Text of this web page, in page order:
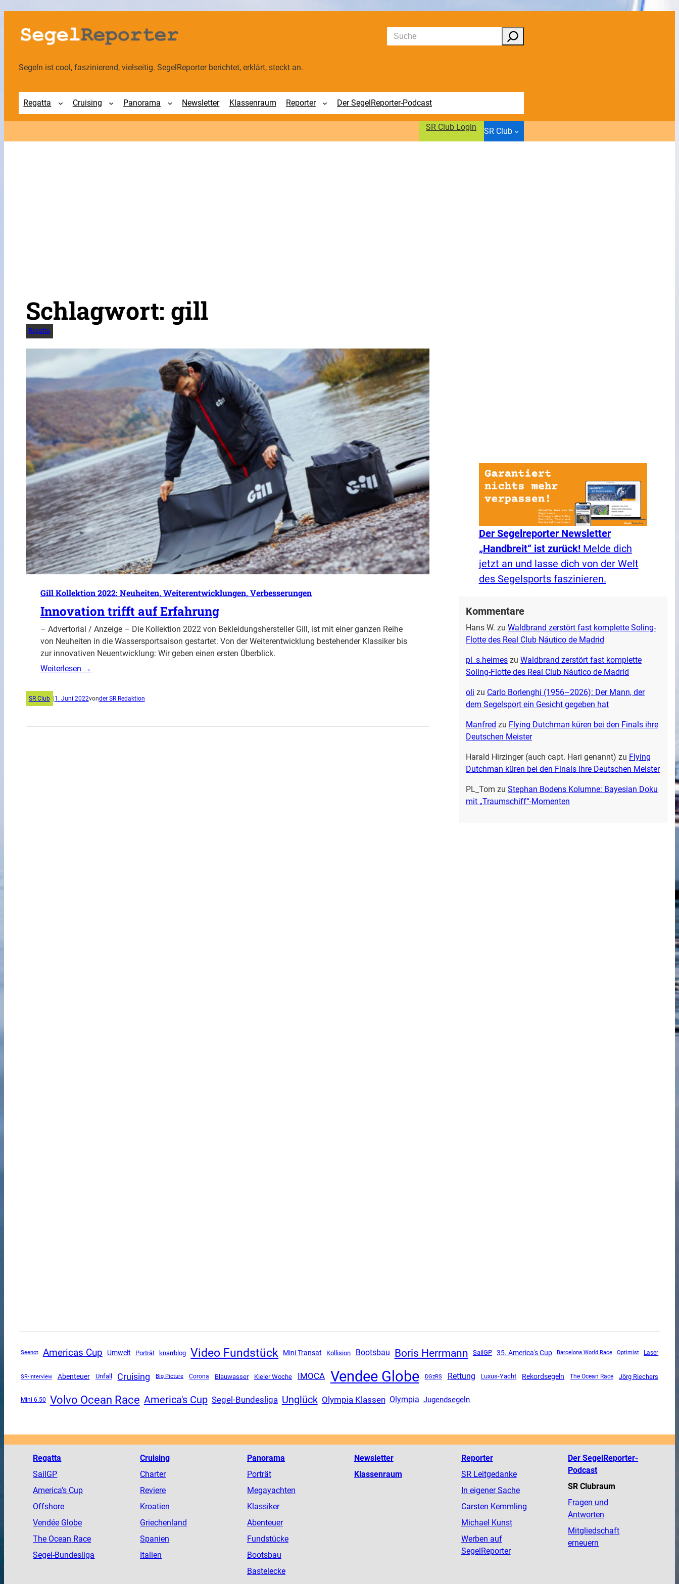
Zum
Inhalt
springen
Suchen
Segeln ist cool, faszinierend, vielseitig. SegelReporter berichtet, erklärt, steckt an.
Regatta Cruising Panorama Newsletter Klassenraum Reporter Der SegelReporter-Podcast
SR Club Login SR Club
Schlagwort: gill
Regatta
Gill Kollektion 2022: Neuheiten, Weiterentwicklungen, Verbesserungen
Innovation trifft auf Erfahrung
– Advertorial / Anzeige – Die Kollektion 2022 von Bekleidungshersteller Gill, ist mit einer ganzen Reihe
von Neuheiten in die Wassersportsaison gestartet. Von der Weiterentwicklung bestehender Klassiker bis
zur innovativen Neuentwicklung: Wir geben einen ersten Überblick.
Weiterlesen →
SR Club |1. Juni 2022vonder SR Redaktion
Der Segelreporter Newsletter
„Handbreit“ ist zurück!Melde dich
jetzt an und lasse dich von der Welt
des Segelsports faszinieren.
Kommentare
Hans W. zu Waldbrand zerstört fast komplette Soling-
Flotte des Real Club Náutico de Madrid
pl_s.heimeszu Waldbrand zerstört fast komplette
Soling-Flotte des Real Club Náutico de Madrid
oli zu Carlo Borlenghi (1956–2026): Der Mann, der
dem Segelsport ein Gesicht gegeben hat
Manfred zu Flying Dutchman küren bei den Finals ihre
Deutschen Meister
Harald Hirzinger (auch capt. Hari genannt) zu Flying
Dutchman küren bei den Finals ihre Deutschen Meister
PL_Tom zu Stephan Bodens Kolumne: Bayesian Doku
mit „Traumschiff“-Momenten
Seenot Americas Cup Umwelt Porträt knarrblog Video Fundstück Mini Transat Kollision Bootsbau Boris Herrmann SailGP 35. America's Cup Barcelona World Race Optimist Laser
SR-Interview Abenteuer Unfall Cruising Big Picture Corona Blauwasser Kieler Woche IMOCA Vendee Globe DGzRS Rettung Luxus-Yacht Rekordsegeln The Ocean Race Jörg Riechers
Mini 6.50 Volvo Ocean Race America's Cup Segel-Bundesliga Unglück Olympia Klassen Olympia Jugendsegeln
Regatta
SailGP
America’s Cup
Offshore
Vendée Globe
The Ocean Race
Segel-Bundesliga
Cruising
Charter
Reviere
Kroatien
Griechenland
Spanien
Italien
Panorama
Porträt
Megayachten
Klassiker
Abenteuer
Fundstücke
Bootsbau
Bastelecke
Newsletter
Klassenraum
Reporter
SR Leitgedanke
In eigener Sache
Carsten Kemmling
Michael Kunst
Werben auf
SegelReporter
Der SegelReporter-
Podcast
SR Clubraum
Fragen und
Antworten
Mitgliedschaft
erneuern